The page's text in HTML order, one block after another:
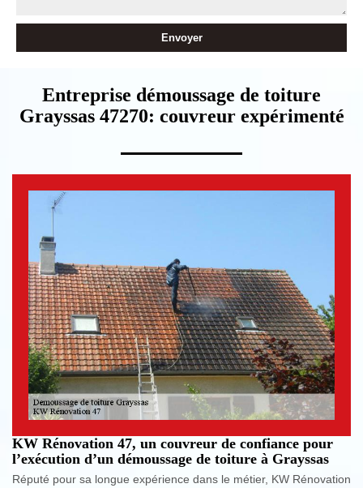
Entreprise démoussage de toiture
Grayssas 47270: couvreur expérimenté
KW Rénovation 47, un couvreur de confiance pour
l’exécution d’un démoussage de toiture à Grayssas
Réputé pour sa longue expérience dans le métier, KW Rénovation